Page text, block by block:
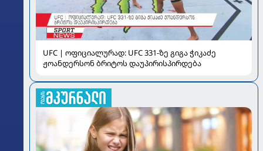
UFC | ოფიციალურად: UFC 331-ზე გიგა ჭიკაძე
ჟოანდერსონ ბრიტოს დაუპირისპირდება